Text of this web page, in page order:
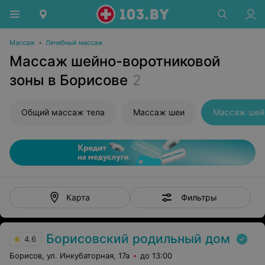
Массаж • Лечебный массаж
Массаж шейно-воротниковой
зоны в Борисове 2
Общий массаж тела Массаж шеи
Карта Фильтры
4.6 Борисовский родильный дом
Борисов, ул. Инкубаторная, 17а до 13:00